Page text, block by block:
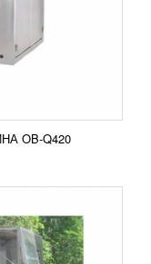
OB-Q420
в сравнение